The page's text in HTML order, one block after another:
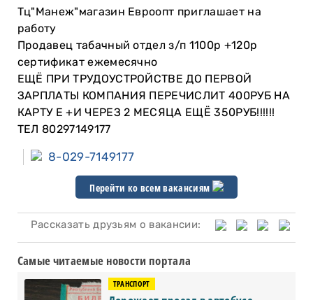
Тц"Манеж"магазин Евроопт приглашает на
работу
Продавец табачный отдел з/п 1100р +120р
сертификат ежемесячно
ЕЩЁ ПРИ ТРУДОУСТРОЙСТВЕ ДО ПЕРВОЙ
ЗАРПЛАТЫ КОМПАНИЯ ПЕРЕЧИСЛИТ 400РУБ НА
КАРТУ Е +И ЧЕРЕЗ 2 МЕСЯЦА ЕЩЁ 350РУБ!!!!!!
ТЕЛ 80297149177
8-029-7149177
Перейти ко всем вакансиям
Рассказать друзьям о вакансии:
Самые читаемые новости портала
ТРАНСПОРТ